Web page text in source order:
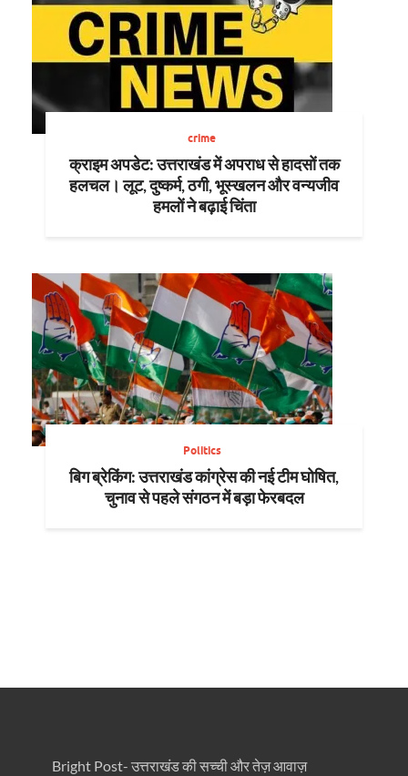
crime
क्राइम अपडेट: उत्तराखंड में अपराध से हादसों तक
हलचल। लूट, दुष्कर्म, ठगी, भूस्खलन और वन्यजीव
हमलों ने बढ़ाई चिंता
Politics
बिग ब्रेकिंग: उत्तराखंड कांग्रेस की नई टीम घोषित,
चुनाव से पहले संगठन में बड़ा फेरबदल
Bright Post- उत्तराखंड की सच्ची और तेज़ आवाज़